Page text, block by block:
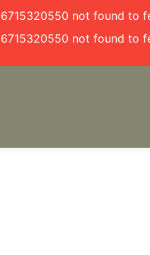
not found to
not found to